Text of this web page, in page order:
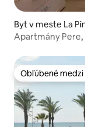
Byt v meste La
Apartmány
Obľúbené
Obľúbené